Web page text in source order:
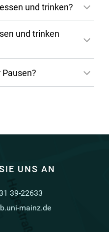
und trinken?
und trinken
UNS AN
39-22633
mainz.de